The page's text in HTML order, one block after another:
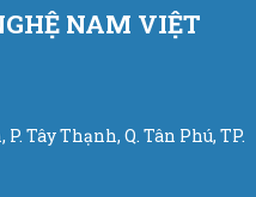
NAM VIỆT
Tây Thạnh, Q. Tân Phú, TP.